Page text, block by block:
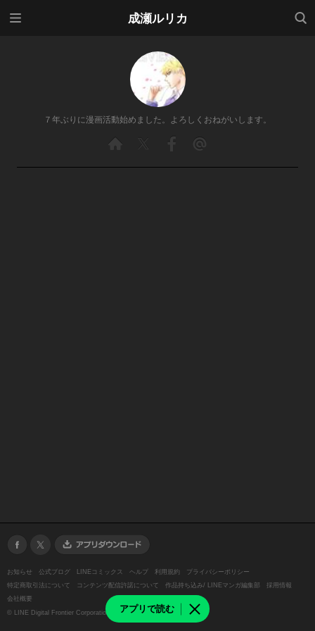
成瀬ルリカ
検索
アプリで読む
７年ぶりに漫画活動始めました。よろしくおねがいします。
お知らせ 公式ブログ LINEコミックス ヘルプ 利用規約
プライバシーポリシー
特定商取引法について
コンテンツ配信許諾について 作品持ち込み/ LINEマンガ編集部
採用情報
会社概要
© LINE Digital Frontier Corporation